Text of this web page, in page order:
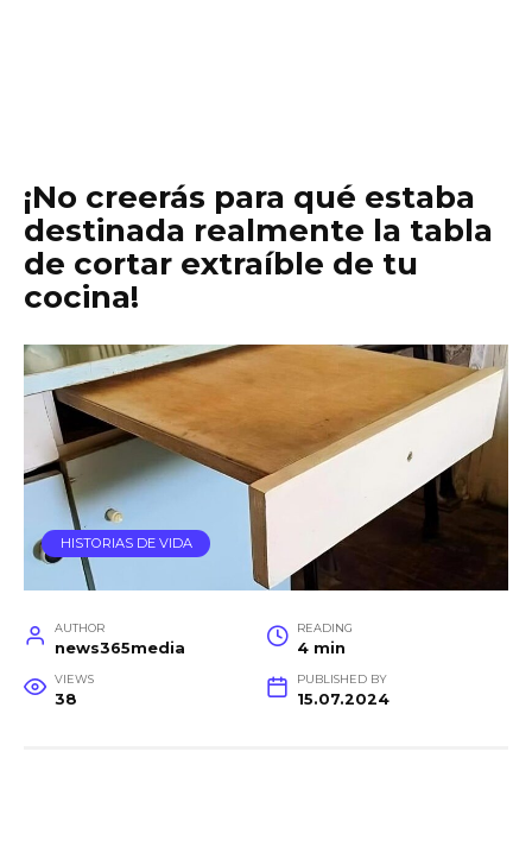
¡No creerás para qué estaba
destinada realmente la tabla
de cortar extraíble de tu
cocina!
HISTORIAS DE VIDA
AUTHOR
news365media
READING
4 min
VIEWS
38
PUBLISHED BY
15.07.2024